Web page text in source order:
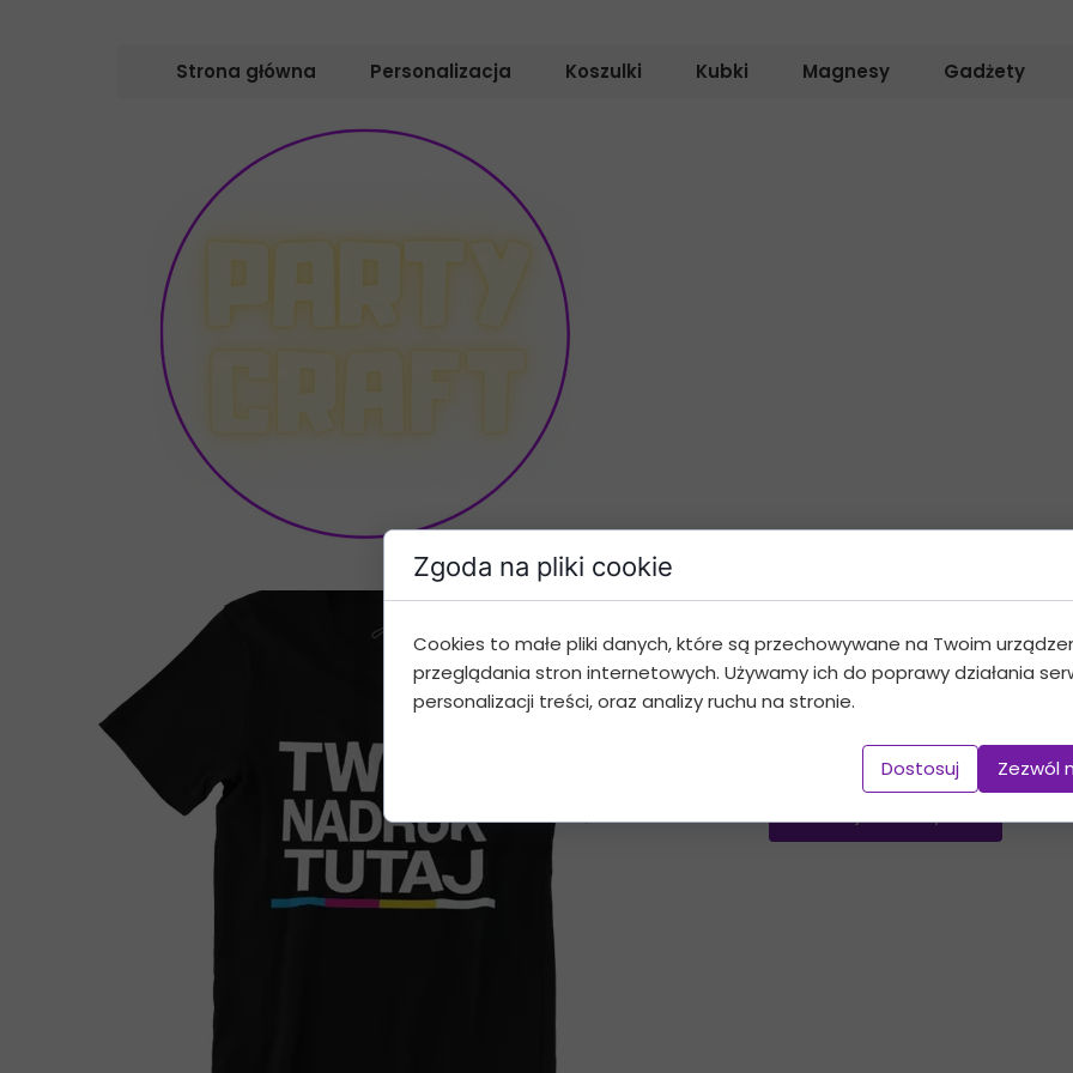
Strona główna Personalizacja Koszulki Kubki Magnesy Gadżety
59,99 PLN
koszulka
Zgoda na pliki cookie
Cookies to małe pliki danych, które są przechowywane na Twoim
przeglądania stron internetowych. Używamy ich do poprawy działania
personalizacji treści, oraz analizy ruchu na stronie.
Dostosuj Zezwól